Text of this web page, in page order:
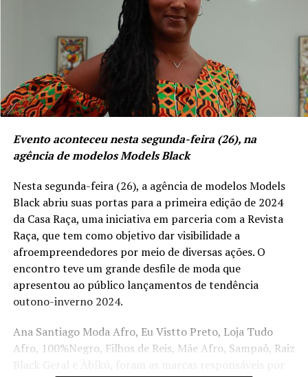
Evento aconteceu nesta segunda-feira (26), na
agência de modelos Models Black
Nesta segunda-feira (26), a agência de modelos Models
Black abriu suas portas para a primeira edição de 2024
da Casa Raça, uma iniciativa em parceria com a Revista
Raça, que tem como objetivo dar visibilidade a
afroempreendedores por meio de diversas ações. O
encontro teve um grande desfile de moda que
apresentou ao público lançamentos de tendência
outono-inverno 2024.
Ana Santiago Moda Afro, Eu Vistto Preto, Loja Tudo
Afro, 100%Negro, Filhos de Reis, Mãe Afro, Sampaô, Raiz